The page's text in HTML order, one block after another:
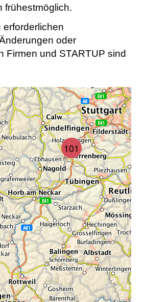
frühestmöglich.
erforderlichen
oder
Firmen und STARTUP sind